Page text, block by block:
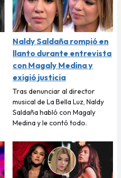
Naldy Saldaña rompió en
llanto durante entrevista
con Magaly Medina y
exigió justicia
Tras denunciar al director
musical de La Bella Luz, Naldy
Saldaña habló con Magaly
Medina y le contó todo.